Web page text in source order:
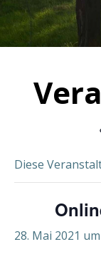
Diese
28. Mai 2021